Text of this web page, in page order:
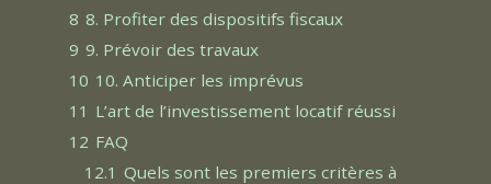
8 8. Profiter des dispositifs fiscaux
9 9. Prévoir des travaux
10 10. Anticiper les imprévus
11 L’art de l’investissement locatif réussi
12 FAQ
12.1 Quels sont les premiers critères à